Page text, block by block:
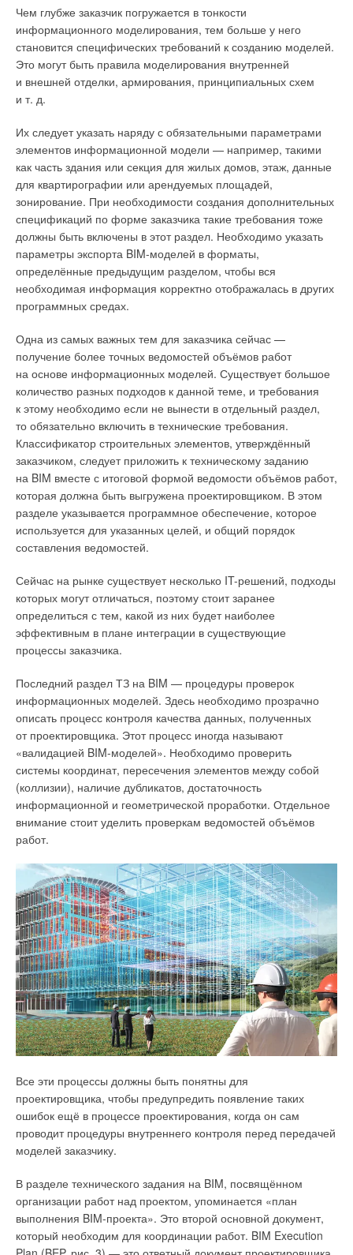
Чем глубже заказчик погружается в тонкости
информационного моделирования, тем больше у него
становится специфических требований к созданию моделей.
Это могут быть правила моделирования внутренней
и внешней отделки, армирования, принципиальных схем
и т. д.
Их следует указать наряду с обязательными параметрами
элементов информационной модели — например, такими
как часть здания или секция для жилых домов, этаж, данные
для квартирографии или арендуемых площадей,
зонирование. При необходимости создания дополнительных
спецификаций по форме заказчика такие требования тоже
должны быть включены в этот раздел. Необходимо указать
параметры экспорта BIM-моделей в форматы,
определённые предыдущим разделом, чтобы вся
необходимая информация корректно отображалась в других
программных средах.
Одна из самых важных тем для заказчика сейчас —
получение более точных ведомостей объёмов работ
на основе информационных моделей. Существует большое
количество разных подходов к данной теме, и требования
к этому необходимо если не вынести в отдельный раздел,
то обязательно включить в технические требования.
Классификатор строительных элементов, утверждённый
заказчиком, следует приложить к техническому заданию
на BIM вместе с итоговой формой ведомости объёмов работ,
которая должна быть выгружена проектировщиком. В этом
разделе указывается программное обеспечение, которое
используется для указанных целей, и общий порядок
составления ведомостей.
Сейчас на рынке существует несколько IT-решений, подходы
которых могут отличаться, поэтому стоит заранее
определиться с тем, какой из них будет наиболее
эффективным в плане интеграции в существующие
процессы заказчика.
Последний раздел ТЗ на BIM — процедуры проверок
информационных моделей. Здесь необходимо прозрачно
описать процесс контроля качества данных, полученных
от проектировщика. Этот процесс иногда называют
«валидацией BIM-моделей». Необходимо проверить
системы координат, пересечения элементов между собой
(коллизии), наличие дубликатов, достаточность
информационной и геометрической проработки. Отдельное
внимание стоит уделить проверкам ведомостей объёмов
работ.
Все эти процессы должны быть понятны для
проектировщика, чтобы предупредить появление таких
ошибок ещё в процессе проектирования, когда он сам
проводит процедуры внутреннего контроля перед передачей
моделей заказчику.
В разделе технического задания на BIM, посвящённом
организации работ над проектом, упоминается «план
выполнения BIM-проекта». Это второй основной документ,
который необходим для координации работ. BIM Execution
открывают новые горизонты, ведь теперь работать
со сводной моделью, проверять её стало возможно даже
с планшета.
Рис. 4. Инструмент Model Coordination
Отдельно хотелось бы отметить платформу Autodesk
Forge — набор веб-сервисов и API, которые используются
программистами для создания инженерных решений на всех
эксплуатации (рис. 5). Именно эта платформа позволяет
практически безгранично расширять стандартный
функционал BIM 360 путём доработки существующего
и разработки совершенно нового функционала.
Рис. 5. Платформа Autodesk Forge™
Компания Autodesk прогнозирует взрывной рост числа
разработок, основанных на данной платформе, в ближайшие
два года.
BIM Tender — автоматизация тендерного бизнес-
процесса
4. Автоматическое формирование отчётов. По результатам
расчётов происходит автоматическое формирование
требуемых специалистам отчётов, которые можно
импортировать в BIM-систему для корректировки модели
и формирования комплекта документации.
и расчётных комплексов удаётся достичь синергетического
эффекта, повышающего продуктивность работы инженеров.
Читайте по теме:
→ Совместная работа в Renga: мысли проектировщика
→
Как BIM-технологии повышают КПД проектной
организации?
→ Лучшие силы российского BIM
ЖУРНАЛ СОК ДЕКАБРЬ 2020
→
Опыт создания информационной модели
общеобразовательной школы для эксперимента по
прохождению экспертизы
ЖУРНАЛ СОК ИЮНЬ 2020
Уведомления отключены
Комментарии
В этой теме еще нет комментариев
Добавить комментарий
Ваше имя *
Ваш E-mail *
Текст комментария